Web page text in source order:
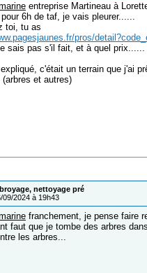
entreprise Martineau à
6h de taf, je vais pleurer......
toi, tu as
pros/
sais pas s'il fait, et à quel prix......
expliqué, c'était un terrain que j'ai
et autres)
nettoyage pré
09/2024 à 19h43
franchement, je pense faire
faut que je tombe des arbres
les arbres...